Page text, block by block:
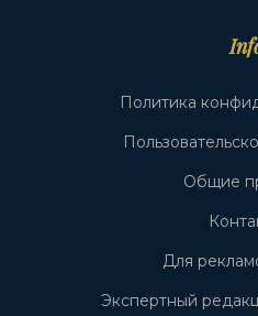
Политика
Общие
Для
Экспертный